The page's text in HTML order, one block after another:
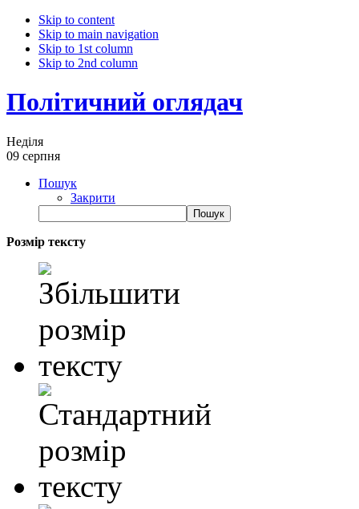
Skip to content
Skip to main navigation
Skip to 1st column
Skip to 2nd column
Політичний оглядач
Неділя
09 серпня
Пошук
Закрити
Розмір тексту